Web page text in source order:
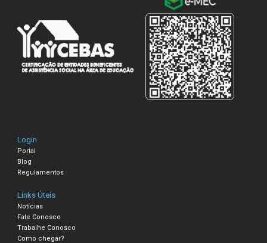
Login
Portal
Blog
Regulamentos
Links Úteis
Notícias
Fale Conosco
Trabalhe Conosco
Como chegar?